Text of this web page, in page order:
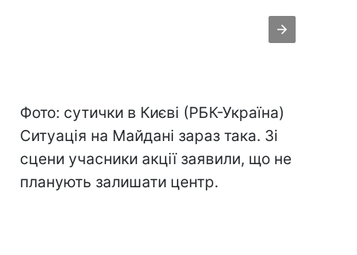
Фото: сутички в Києві (РБК-Україна)
Ситуація на Майдані зараз така. Зі
сцени учасники акції заявили, що не
планують залишати центр.